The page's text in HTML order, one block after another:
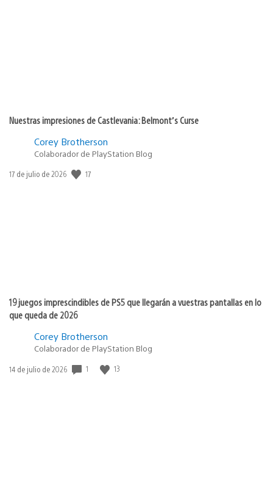
Nuestras impresiones de Castlevania: Belmont’s Curse
Corey Brotherson
Colaborador de PlayStation Blog
Fecha
17 de julio de 2026 17
19 juegos imprescindibles de PS5 que llegarán a vuestras pantallas en lo
que queda de 2026
Corey Brotherson
Colaborador de PlayStation Blog
Fecha
14 de julio de 2026 1 13